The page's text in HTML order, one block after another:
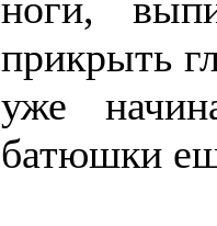
ноги,
прикрыть
уже
батюшки